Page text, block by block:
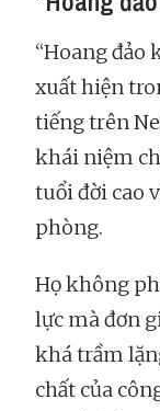
“Hoang đảo
xuất hiện
tiếng trên
khái niệm
tuổi đời cao
phòng.
Họ không
lực mà đơn
khá trầm
chất của